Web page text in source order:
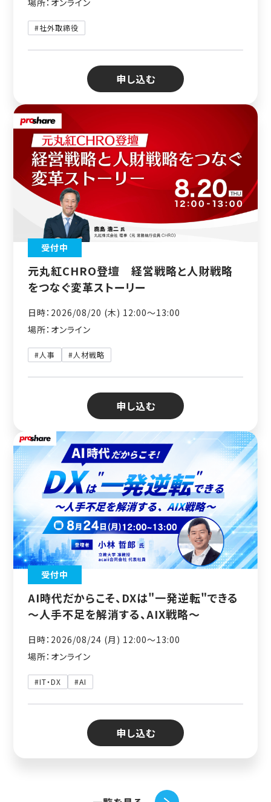
場所：オンライン
#社外取締役
申し込む
受付中
元丸紅CHRO登壇 経営戦略と人財戦略
をつなぐ変革ストーリー
日時：2026/08/20 (木) 12:00〜13:00
場所：オンライン
#人事 #人材戦略
申し込む
受付中
AI時代だからこそ、DXは"一発逆転"できる
～人手不足を解消する、AIX戦略～
日時：2026/08/24 (月) 12:00〜13:00
場所：オンライン
#IT・DX #AI
申し込む